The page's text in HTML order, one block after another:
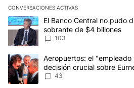
CONVERSACIONES ACTIVAS
Este listado muestra los artículos con
Un artículo de tendencia con el título
El Banco Central no pudo
sobrante de $4 billones
103
Un artículo de tendencia con el título
Aeropuertos: el
decisión crucial sobre
43